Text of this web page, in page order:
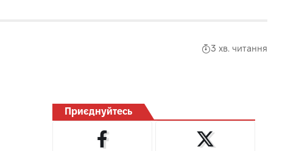
3 хв. читання
Приєднуйтесь